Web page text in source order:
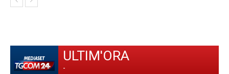
ULTIM'ORA
-